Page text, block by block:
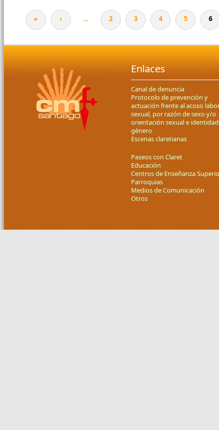
Páginas
« ‹ … 2 3 4 5 6
Enlaces
Canal de denuncia
Protocolo de prevención y
actuación frente al acoso
sexual, por razón de sexo y/o
orientación sexual e
género
Escenas claretianas
Paseos con Claret
Educación
Centros de Enseñanza
Parroquias
Medios de Comunicación
Otros